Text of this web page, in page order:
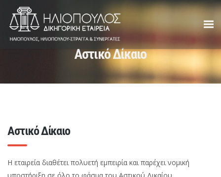
Αστικό Δίκαιο
Αστικό Δίκαιο
Η εταιρεία διαθέτει πολυετή εμπειρία και παρέχει νομική